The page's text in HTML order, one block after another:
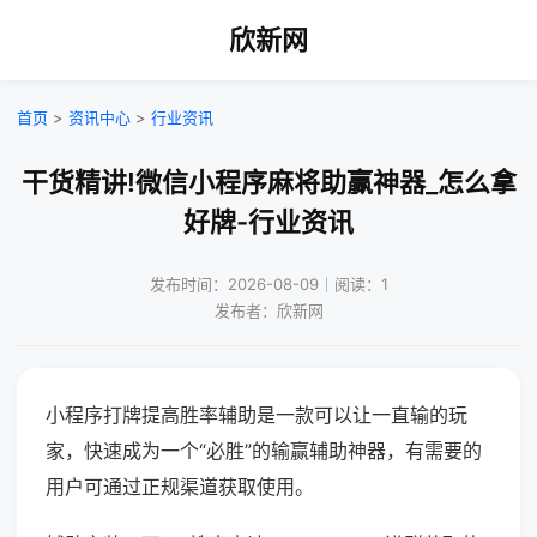
欣新网
首页 > 资讯中心 > 行业资讯
干货精讲!微信小程序麻将助赢神器_怎么拿
好牌-行业资讯
发布时间：2026-08-09｜阅读：1
发布者：欣新网
小程序打牌提高胜率辅助是一款可以让一直输的玩
家，快速成为一个“必胜”的输赢辅助神器，有需要的
用户可通过正规渠道获取使用。